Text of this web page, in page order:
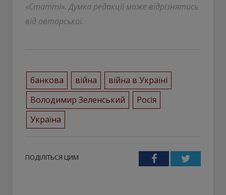
«Статті». Думка редакції може відрізнятись
від авторської.
банкова війна
війна в Україні
Володимир Зеленський
Росія
Україна
ПОДІЛІТЬСЯ ЦИМ FacebookTwitter